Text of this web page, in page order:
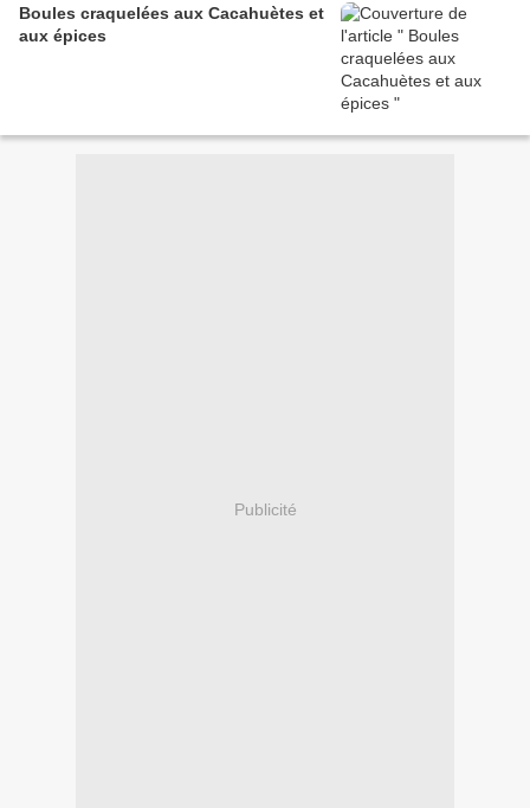
Boules craquelées aux Cacahuètes et
aux épices
Publicité